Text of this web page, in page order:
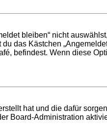
bleiben“ nicht
das Kästchen
befindest. Wenn diese
hat und die dafür
Board-Administration